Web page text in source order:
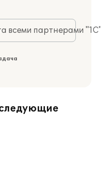
всеми партнерами